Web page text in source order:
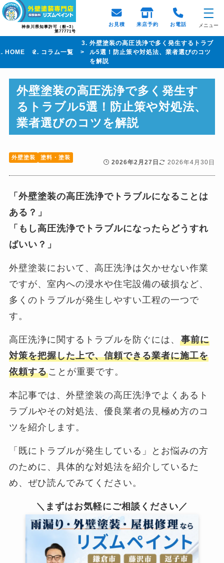
神奈川県知事許可（般ｰ3）
第77771号
お見積 来店予約 お電話 メニュー
HOME コラム一覧
外壁塗装の高圧洗浄で多く発生するトラブ
ル5選！防止策や対処法、業者選びのコツ
を解説
外壁塗装の高圧洗浄で多く発生す
るトラブル5選！防止策や対処法、
業者選びのコツを解説
外壁塗装 塗料・塗装
2026年2月27日 2026年4月30日
「外壁塗装の高圧洗浄でトラブルになることは
ある？」
「もし高圧洗浄でトラブルになったらどうすれ
ばいい？」
外壁塗装において、高圧洗浄は欠かせない作業
ですが、室内への浸水や住宅設備の破損など、
多くのトラブルが発生しやすい工程の一つで
す。
高圧洗浄に関するトラブルを防ぐには、事前に
対策を把握した上で、信頼できる業者に施工を
依頼することが重要です。
本記事では、外壁塗装の高圧洗浄でよくあるト
ラブルやその対処法、優良業者の見極め方のコ
ツを紹介します。
「既にトラブルが発生している」とお悩みの方
のために、具体的な対処法を紹介しているた
め、ぜひ読んでみてください。
＼まずはお気軽にご相談ください／